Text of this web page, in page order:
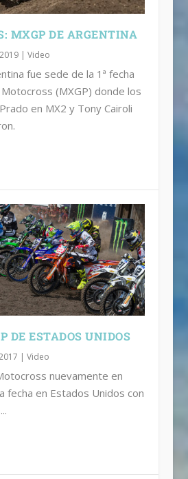
MXGP DE ARGENTINA
| Video
fue sede de la 1ª fecha
(MXGP) donde los
en MX2 y Tony Cairoli
DE ESTADOS UNIDOS
| Video
nuevamente en
fecha en Estados Unidos con